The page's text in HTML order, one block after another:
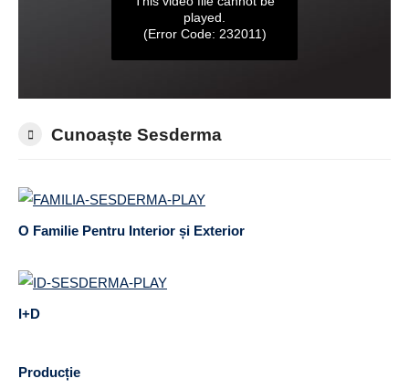
Cunoaște Sesderma
O Familie Pentru Interior și Exterior
I+D
Producție